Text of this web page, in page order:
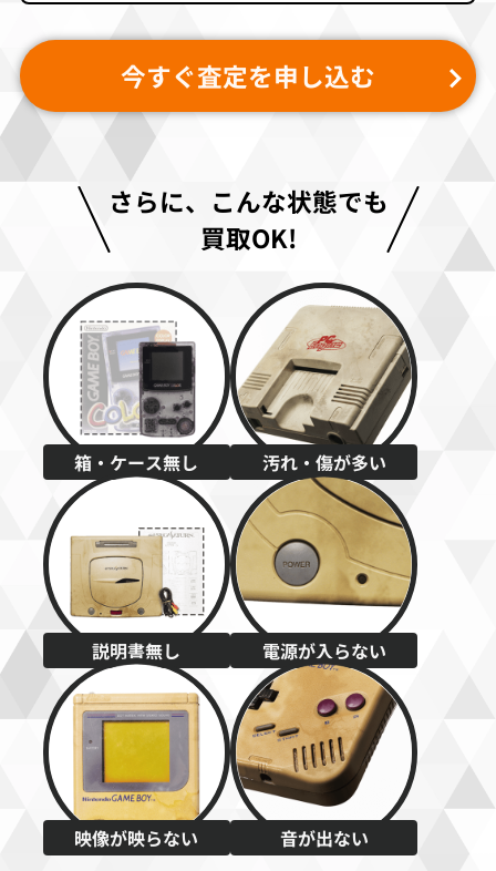
今すぐ査定を申し込む
さらに、こんな状態でも
買取OK!
箱・ケース無し 汚れ・傷が多い
説明書無し 電源が入らない
映像が映らない 音が出ない